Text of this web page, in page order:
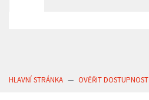
HLAVNÍ STRÁNKA OVĚŘIT DOSTUPNOST